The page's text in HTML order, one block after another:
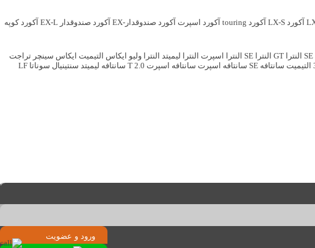
آکورد LX-S آکورد touring آکورد اسپرت آکورد صندوقدار-EX آکورد صندوقدار EX-L
آکورد کوپه
النترا GT النترا SE النترا اسپرت النترا لیمیتد النترا ولیو ایکاس التیمیت ایکاس سینچر تراجت
سانتافه SE سانتافه اسپرت سانتافه اسپرت T 2.0 سانتافه لیمیتد سنتینیال سوناتا LF
ورود و عضویت